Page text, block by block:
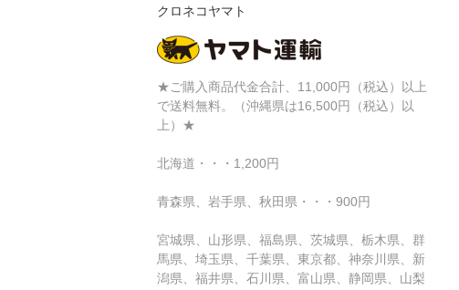
クロネコヤマト
★ご購入商品代金合計、11,000円（税込）以上
で送料無料。（沖縄県は16,500円（税込）以
上）★
北海道・・・1,200円
青森県、岩手県、秋田県・・・900円
宮城県、山形県、福島県、茨城県、栃木県、群
馬県、埼玉県、千葉県、東京都、神奈川県、新
潟県、福井県、石川県、富山県、静岡県、山梨